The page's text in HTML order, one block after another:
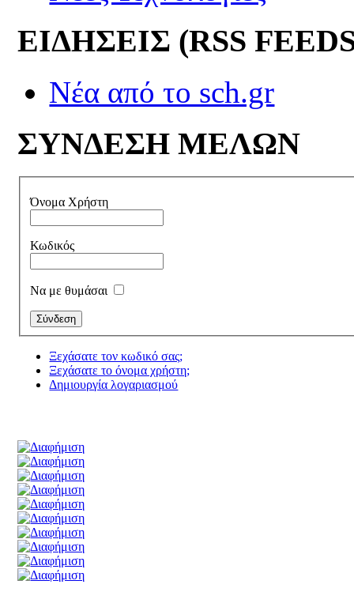
ΕΙΔΗΣΕΙΣ (RSS
Νέα από το sch.gr
ΣΥΝΔΕΣΗ ΜΕΛΩΝ
Όνομα Χρήστη
Κωδικός
Να με θυμάσαι
Ξεχάσατε τον κωδικό σας;
Ξεχάσατε το όνομα χρήστη;
Δημιουργία λογαριασμού